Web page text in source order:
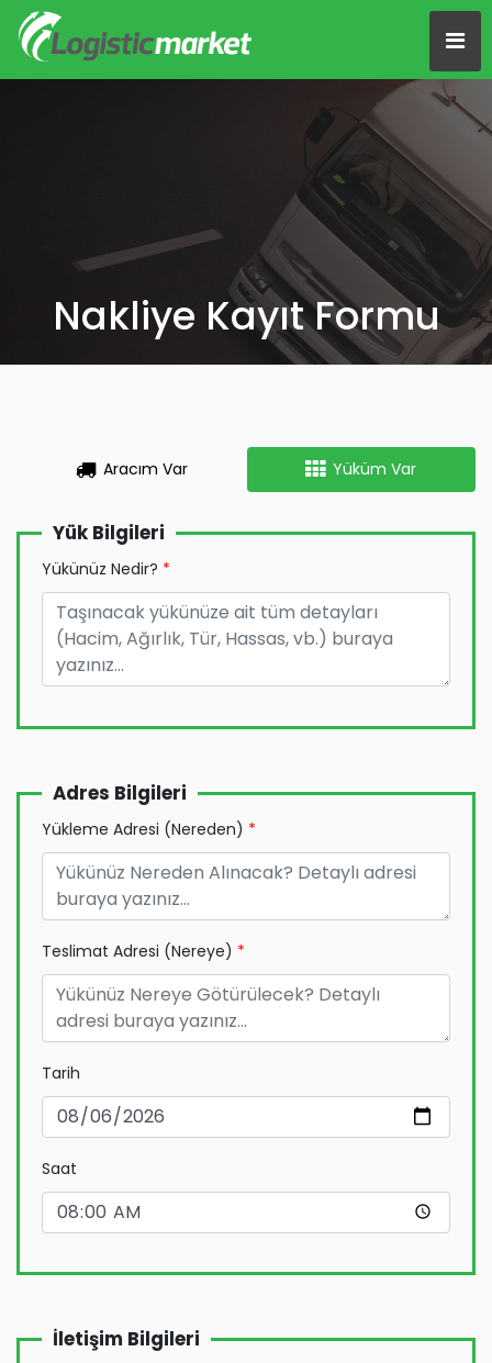
Nakliye Kayıt Formu
Aracım Var Yüküm Var
Yük Bilgileri
Yükünüz Nedir? *
Adres Bilgileri
Yükleme Adresi (Nereden) *
Teslimat Adresi (Nereye) *
Tarih
Saat
İletişim Bilgileri